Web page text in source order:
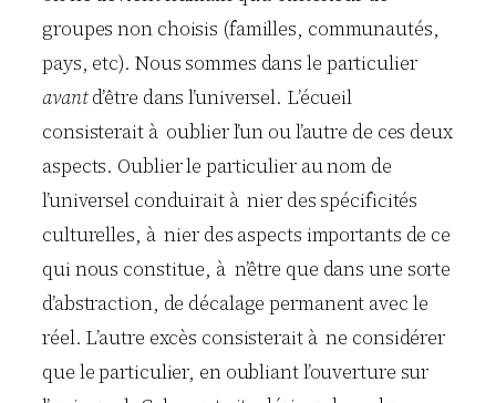
groupes non choisis (familles, communautés,
pays, etc). Nous sommes dans le particulier
avantd’être dans l’universel. L’écueil
consisterait à oublier l’un ou l’autre de ces deux
aspects. Oublier le particulier au nom de
l’universel conduirait à nier des spécificités
culturelles, à nier des aspects importants de ce
qui nous constitue, à n’être que dans une sorte
d’abstraction, de décalage permanent avec le
réel. L’autre excès consisterait à ne considérer
que le particulier, en oubliant l’ouverture sur